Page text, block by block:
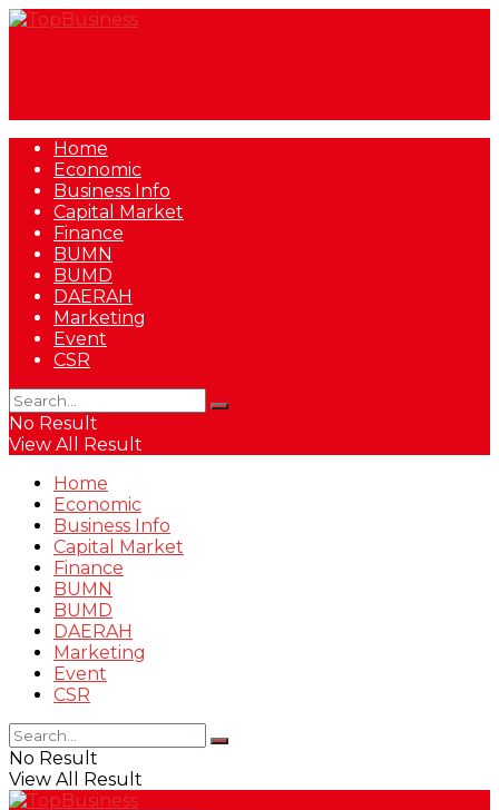
Home
Economic
Business Info
Capital Market
Finance
BUMN
BUMD
DAERAH
Marketing
Event
CSR
No Result
View All Result
Home
Economic
Business Info
Capital Market
Finance
BUMN
BUMD
DAERAH
Marketing
Event
CSR
No Result
View All Result